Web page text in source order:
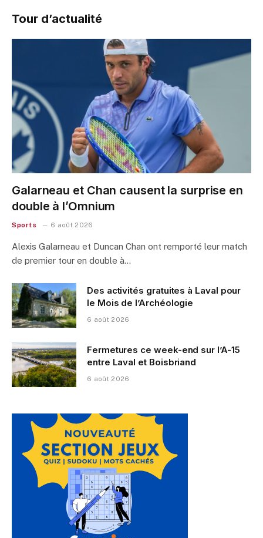
Tour d’actualité
Galarneau et Chan causent la surprise en
double à l’Omnium
Sports 6 août 2026
Alexis Galarneau et Duncan Chan ont remporté leur match
de premier tour en double à…
Des activités gratuites à Laval pour
le Mois de l’Archéologie
6 août 2026
Fermetures ce week-end sur l’A-15
entre Laval et Boisbriand
6 août 2026